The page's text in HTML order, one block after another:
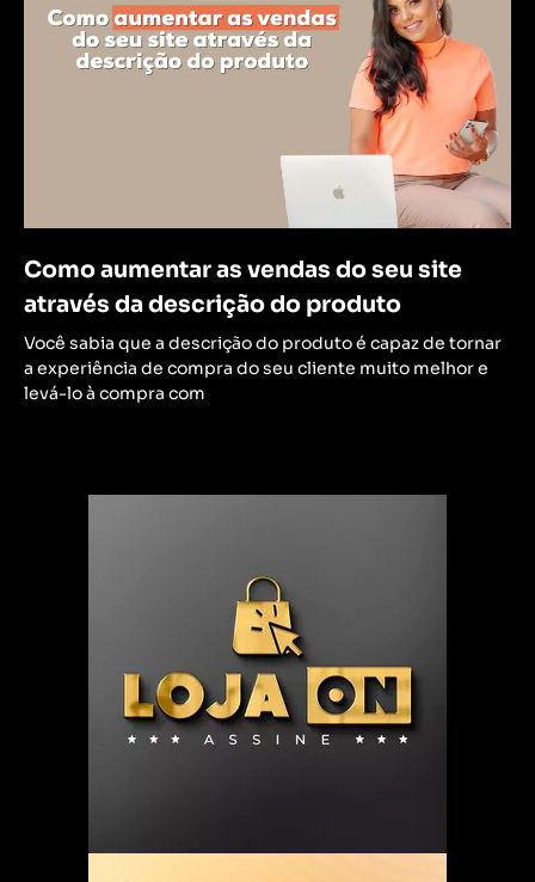
Como aumentar as vendas do seu site
através da descrição do produto
Você sabia que a descrição do produto é capaz de tornar
a experiência de compra do seu cliente muito melhor e
levá-lo à compra com